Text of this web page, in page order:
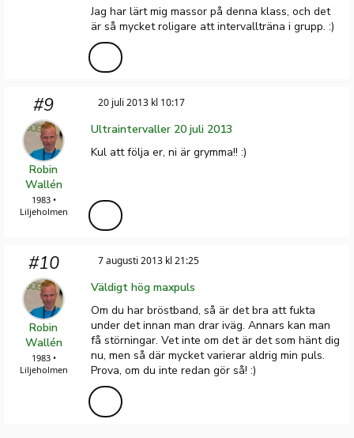
Jag har lärt mig massor på denna klass, och det
är så mycket roligare att intervallträna i grupp. :)
#9
Robin
Wallén
1983 •
Liljeholmen
20 juli 2013 kl 10:17
Ultraintervaller 20 juli 2013
Kul att följa er, ni är grymma!! :)
#10
Robin
Wallén
1983 •
Liljeholmen
7 augusti 2013 kl 21:25
Väldigt hög maxpuls
Om du har bröstband, så är det bra att fukta
under det innan man drar iväg. Annars kan man
få störningar. Vet inte om det är det som hänt dig
nu, men så där mycket varierar aldrig min puls.
Prova, om du inte redan gör så! :)